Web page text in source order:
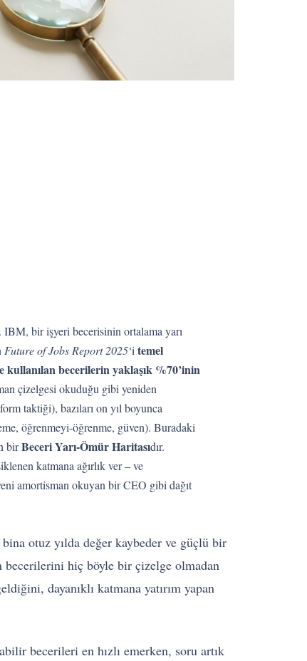
IBM, bir işyeri becerisinin ortalama yarı
Future of Jobs Report 2025‘itemel
kullanılan becerilerin yaklaşık %70’inin
çizelgesi okuduğu gibi yeniden
taktiği), bazıları on yıl boyunca
öğrenmeyi-öğrenme, güven). Buradaki
birBeceri Yarı-Ömür Haritasıdır.
katmana ağırlık ver – ve
amortisman okuyan bir CEO gibi dağıt
otuz yılda değer kaybeder ve güçlü bir
becerilerini hiç böyle bir çizelge olmadan
dayanıklı katmana yatırım yapan
becerileri en hızlı emerken, soru artık